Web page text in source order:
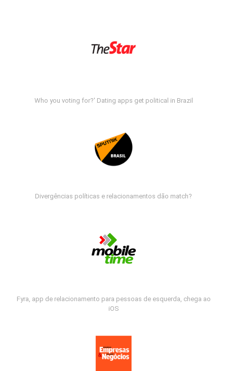
Who you voting for?' Dating apps get political in Brazil
Divergências políticas e relacionamentos dão match?
Fyra, app de relacionamento para pessoas de esquerda, chega ao
iOS